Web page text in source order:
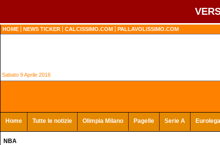
HOME NEWS TICKER CALCISSIMO.COM PALLAVOLISSIMO.COM
Sabato 9 Aprile 2016
Home Tutte le notizie Olimpia Milano Pagelle Serie A Eurolega
NBA